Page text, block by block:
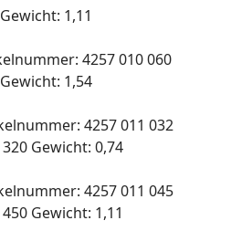
1,11
4257 010 060
1,54
4257 011 032
Gewicht: 0,74
4257 011 045
Gewicht: 1,11